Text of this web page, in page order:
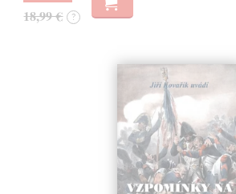
18,99 € ?